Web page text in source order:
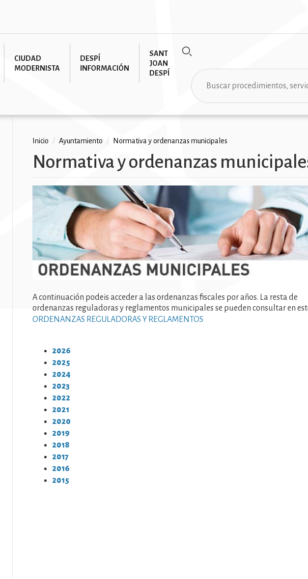
CIUDAD
MODERNISTA
DESPÍ
INFORMACIÓN
SANT
JOAN
DESPÍ
Buscar
Ruta
de
Inicio / Ayuntamiento / Normativa y ordenanzas municipales
Normativa y ordenanzas
Imatge
A continuación podeis acceder a las ordenanzas fiscales por años. La resta de
ordenanzas reguladoras y reglamentos municipales se pueden consultar en
ORDENANZAS REGULADORAS Y REGLAMENTOS
2026
2025
2024
2023
2022
2021
2020
2019
2018
2017
2016
2015